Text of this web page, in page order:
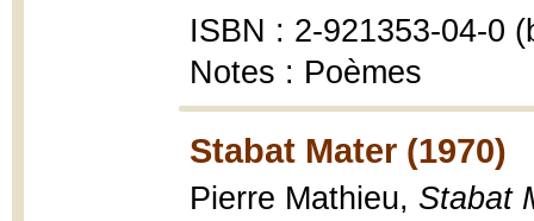
ISBN : 2-921353-04-0
Notes : Poèmes
Stabat Mater (1970)
Pierre Mathieu, Stabat